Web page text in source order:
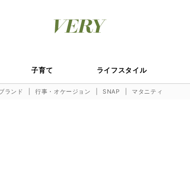
子育て ライフスタイル
ランド 行事・オケージョン SNAP マタニティ